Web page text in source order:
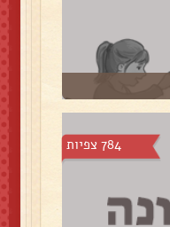
784 צפיות